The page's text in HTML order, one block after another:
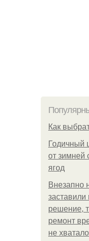
Как
Годичный
от зимней
ягод
Внезапно
решение,
ремонт
не